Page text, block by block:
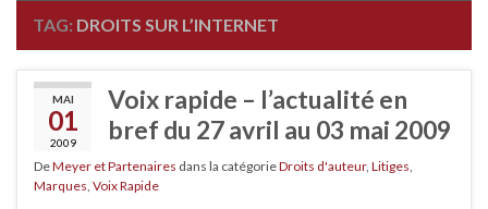
TAG: DROITS SUR L’INTERNET
MAI
01
2009
Voix rapide – l’actualité en
bref du 27 avril au 03 mai 2009
DeMeyer et Partenaires dans la catégorieDroits d'auteur, Litiges
Marques Voix Rapide